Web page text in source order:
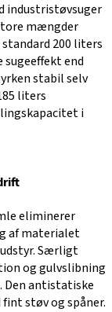
industristøvsuger
mængder
200 liters
end
stabil selv
liters
i
eliminerer
af materialet
Særligt
og gulvslibning
antistatiske
støv og spåner.